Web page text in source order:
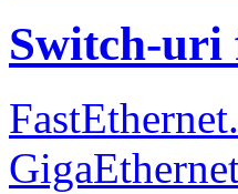
Switch-uri
FastEthernet.